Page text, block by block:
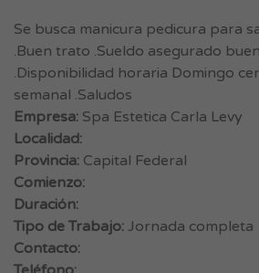
Se busca manicura pedicura para
.Buen trato .Sueldo asegurado
.Disponibilidad horaria Domingo
semanal .Saludos
Empresa: Spa Estetica Carla Levy
Localidad:
Provincia: Capital Federal
Comienzo:
Duración:
Tipo de Trabajo: Jornada completa
Contacto: